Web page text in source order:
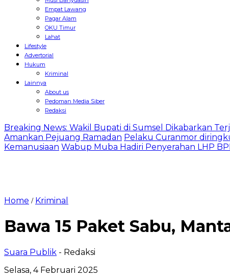
Empat Lawang
Pagar Alam
OKU Timur
Lahat
Lifestyle
Advertorial
Hukum
Kriminal
Lainnya
About us
Pedoman Media Siber
Redaksi
Breaking News: Wakil Bupati di Sumsel Dikabarkan
Amankan Pejuang Ramadan Pelaku Curanmor
Kemanusiaan Wabup Muba Hadiri Penyerahan LHP
Home / Kriminal
Bawa 15 Paket Sabu,
Suara Publik - Redaksi
Selasa, 4 Februari 2025